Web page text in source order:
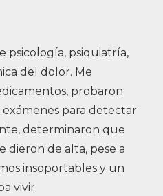
psicología, psiquiatría,
del dolor. Me
probaron
para detectar
determinaron que
dieron de alta, pese a
insoportables y un
vivir.